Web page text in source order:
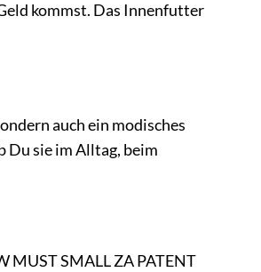
kommst. Das Innenfutter
auch ein modisches
Du sie im Alltag, beim
MUST SMALL ZA PATENT